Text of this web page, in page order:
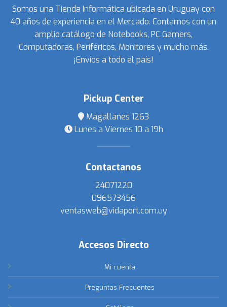
Somos una Tienda Informática ubicada en Uruguay con
40 años de experiencia en el Mercado. Contamos con un
amplio catálogo de Notebooks, PC Gamers,
Computadoras, Periféricos, Monitores y mucho más.
¡Envíos a todo el país!
Pickup Center
Magallanes 1263
Lunes a Viernes 10 a 19h
Contactanos
24071220
096573456
ventasweb@vidaport.com.uy
Accesos Directo
Mi cuenta
Preguntas Frecuentes